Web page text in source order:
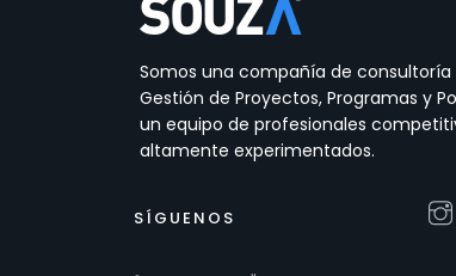
Somos una compañía de
Gestión de Proyectos, Programas y
un equipo de profesionales
altamente experimentados.
SÍGUENOS